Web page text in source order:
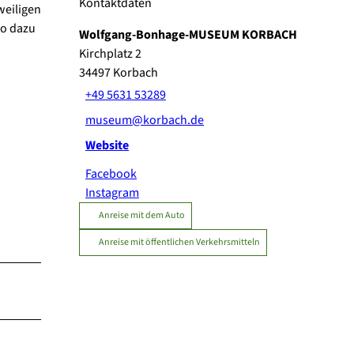
dazu
Wolfgang-Bonhage-MUSEUM KORBACH
Kirchplatz 2
34497Korbach
+49 5631 53289
museum@korbach.de
Website
Facebook
Instagram
Anreise mit dem Auto
Anreise mit öffentlichen Verkehrsmitteln